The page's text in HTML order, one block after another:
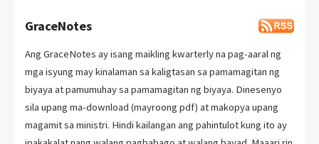
GraceNotes
Ang GraceNotes ay isang maikling kwarterly na pag-aaral ng
mga isyung may kinalaman sa kaligtasan sa pamamagitan ng
biyaya at pamumuhay sa pamamagitan ng biyaya. Dinesenyo
sila upang ma-download (mayroong pdf) at makopya upang
magamit sa ministri. Hindi kailangan ang pahintulot kung ito ay